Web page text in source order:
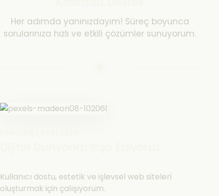
Her adımda yanınızdayım! Süreç boyunca
sorularınıza hızlı ve etkili çözümler sunuyorum.
Kullanıcı dostu, estetik ve işlevsel web siteleri
oluşturmak için çalışıyorum.